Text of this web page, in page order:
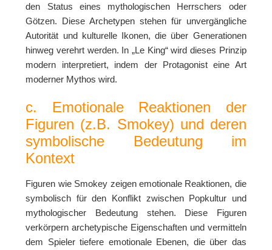
den Status eines mythologischen Herrschers oder
Götzen. Diese Archetypen stehen für unvergängliche
Autorität und kulturelle Ikonen, die über Generationen
hinweg verehrt werden. In „Le King“ wird dieses Prinzip
modern interpretiert, indem der Protagonist eine Art
moderner Mythos wird.
c. Emotionale Reaktionen der
Figuren (z.B. Smokey) und deren
symbolische Bedeutung im
Kontext
Figuren wie Smokey zeigen emotionale Reaktionen, die
symbolisch für den Konflikt zwischen Popkultur und
mythologischer Bedeutung stehen. Diese Figuren
verkörpern archetypische Eigenschaften und vermitteln
dem Spieler tiefere emotionale Ebenen, die über das